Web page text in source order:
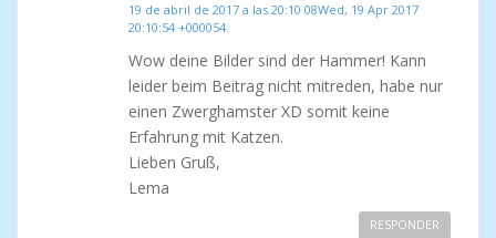
19 de abril de 2017 a las 20:10 08Wed, 19 Apr 2017
20:10:54 +000054.
Wow deine Bilder sind der Hammer! Kann
leider beim Beitrag nicht mitreden, habe nur
einen Zwerghamster XD somit keine
Erfahrung mit Katzen.
Lieben Gruß,
Lema
RESPONDER